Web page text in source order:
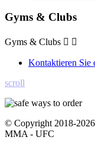
Gyms & Clubs
Gyms & Clubs  
Kontaktieren Sie
scroll
© Copyright 2018-
MMA - UFC